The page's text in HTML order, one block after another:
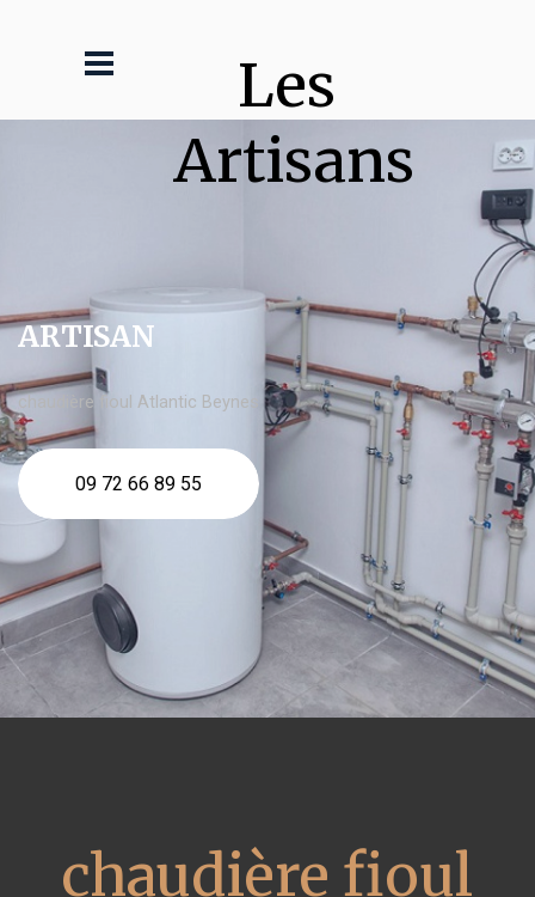
Les
Artisans
ARTISAN
chaudière fioul Atlantic Beynes
09 72 66 89 55
chaudière fioul